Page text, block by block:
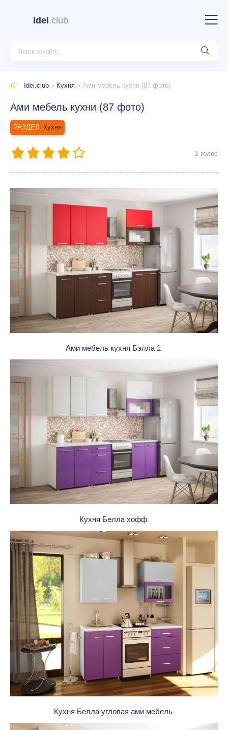
Idei.club
Idei.club » Кухня » Ами мебель кухни (87 фото)
Ами мебель кухни (87 фото)
Кухня
1 голос
Ами мебель кухня Бэлла 1
Кухня Белла хофф
Кухня Белла угловая ами мебель